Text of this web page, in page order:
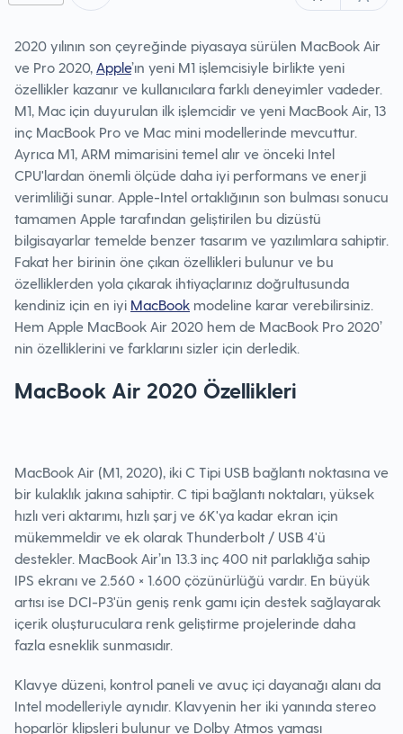
2020 yılının son çeyreğinde piyasaya sürülen MacBook Air
ve Pro 2020, Apple’ın yeni M1 işlemcisiyle birlikte yeni
özellikler kazanır ve kullanıcılara farklı deneyimler vadeder.
M1, Mac için duyurulan ilk işlemcidir ve yeni MacBook Air, 13
inç MacBook Pro ve Mac mini modellerinde mevcuttur.
Ayrıca M1, ARM mimarisini temel alır ve önceki Intel
CPU'lardan önemli ölçüde daha iyi performans ve enerji
verimliliği sunar. Apple-Intel ortaklığının son bulması sonucu
tamamen Apple tarafından geliştirilen bu dizüstü
bilgisayarlar temelde benzer tasarım ve yazılımlara sahiptir.
Fakat her birinin öne çıkan özellikleri bulunur ve bu
özelliklerden yola çıkarak ihtiyaçlarınız doğrultusunda
kendiniz için en iyi MacBook modeline karar verebilirsiniz.
Hem Apple MacBook Air 2020 hem de MacBook Pro 2020’
nin özelliklerini ve farklarını sizler için derledik.
MacBook Air 2020 Özellikleri
MacBook Air (M1, 2020), iki C Tipi USB bağlantı noktasına ve
bir kulaklık jakına sahiptir. C tipi bağlantı noktaları, yüksek
hızlı veri aktarımı, hızlı şarj ve 6K'ya kadar ekran için
mükemmeldir ve ek olarak Thunderbolt / USB 4'ü
destekler. MacBook Air’ın 13.3 inç 400 nit parlaklığa sahip
IPS ekranı ve 2.560 × 1.600 çözünürlüğü vardır. En büyük
artısı ise DCI-P3'ün geniş renk gamı ​​için destek sağlayarak
içerik oluşturuculara renk geliştirme projelerinde daha
fazla esneklik sunmasıdır.
Klavye düzeni, kontrol paneli ve avuç içi dayanağı alanı da
Intel modelleriyle aynıdır. Klavyenin her iki yanında stereo
hoparlör klipsleri bulunur ve Dolby Atmos yaması